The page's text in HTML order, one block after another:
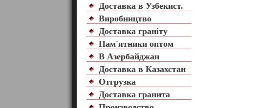
Доставка в Узбекист.
Виробництво
Доставка граніту
Пам'ятники оптом
В Азербайджан
Доставка в Казахстан
Отгрузка
Доставка гранита